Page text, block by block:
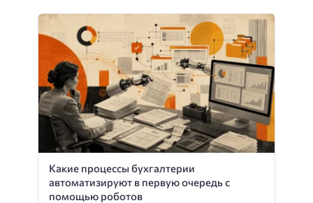
Какие процессы бухгалтерии
автоматизируют в первую очередь с
помощью роботов